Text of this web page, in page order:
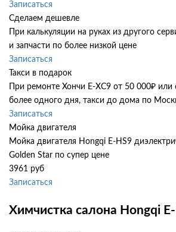
Записаться
Сделаем дешевле
При калькуляции на руках из другого
и запчасти по более низкой цене
Записаться
Такси в подарок
При ремонте Хончи Е-ХС9 от 50 000₽ или
более одного дня, такси до дома по
Записаться
Мойка двигателя
Мойка двигателя Hongqi E-HS9
Golden Star по супер цене
3961 руб
Записаться
Химчистка салона Hongqi